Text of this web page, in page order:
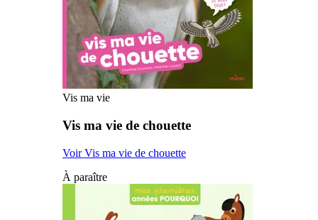
Vis ma vie
Vis ma vie de chouette
Voir Vis ma vie de chouette
À paraître